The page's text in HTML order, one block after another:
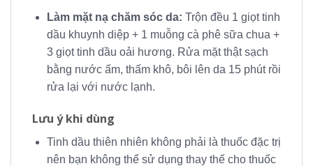
Làm mặt nạ chăm sóc da: Trộn đều 1 giọt tinh
dầu khuynh diệp + 1 muỗng cà phê sữa chua +
3 giọt tinh dầu oải hương. Rửa mặt thật sạch
bằng nước ấm, thấm khô, bôi lên da 15 phút rồi
rửa lại với nước lạnh.
Lưu ý khi dùng
Tinh dầu thiên nhiên không phải là thuốc đặc trị
nên bạn không thể sử dụng thay thế cho thuốc